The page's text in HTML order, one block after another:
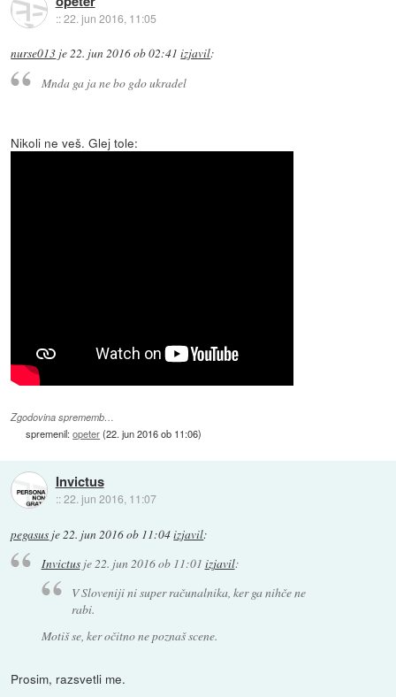
::22. jun 2016, 11:05
nurse013 je22. jun 2016 ob 02:41 izjavil:
Mnda ga ja ne bo gdo ukradel
Nikoli ne veš. Glej tole:
Zgodovina sprememb…
spremenil:opeter(22. jun 2016 ob 11:06)
Invictus
::22. jun 2016, 11:07
pegasus je22. jun 2016 ob 11:04izjavil:
Invictusje22. jun 2016 ob 11:01 izjavil:
V Sloveniji ni super računalnika, ker ga nihče ne
rabi.
Motiš se, ker očitno ne poznaš scene.
Prosim, razsvetli me.